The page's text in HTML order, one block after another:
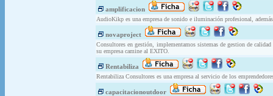
amplificacion
AudioKikp es una empresa de sonido e iluminación profesional,
novaproject
Consultores en gestión, implementamos sistemas de gestion de
su empresa camine al EXITO.
Rentabiliza
Rentabiliza Consultores es una empresa al servicio de los
capacitacionoutdoor